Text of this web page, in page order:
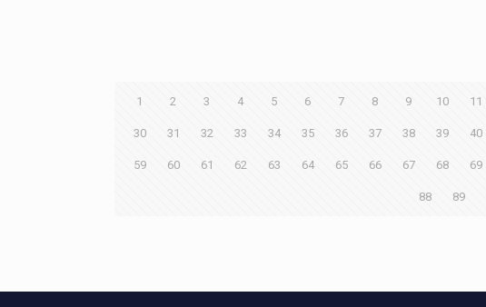
1 2 3 4 5 6 7 8 9 10 11
30 31 32 33 34 35 36 37 38 39 40
59 60 61 62 63 64 65 66 67 68 69
88 89